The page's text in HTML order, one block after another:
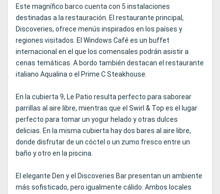
Este magnífico barco cuenta con 5 instalaciones
destinadas a la restauración. El restaurante principal,
Discoveries, ofrece menús inspirados en los países y
regiones visitados. El Windows Café es un buffet
internacional en el que los comensales podrán asistir a
cenas temáticas. A bordo también destacan el restaurante
italiano Aqualina o el Prime C Steakhouse.
En la cubierta 9, Le Patio resulta perfecto para saborear
parrillas al aire libre, mientras que el Swirl & Top es el lugar
perfecto para tomar un yogur helado y otras dulces
delicias. En la misma cubierta hay dos bares al aire libre,
donde disfrutar de un cóctel o un zumo fresco entre un
baño y otro en la piscina.
El elegante Den y el Discoveries Bar presentan un ambiente
más sofisticado, pero igualmente cálido. Ambos locales